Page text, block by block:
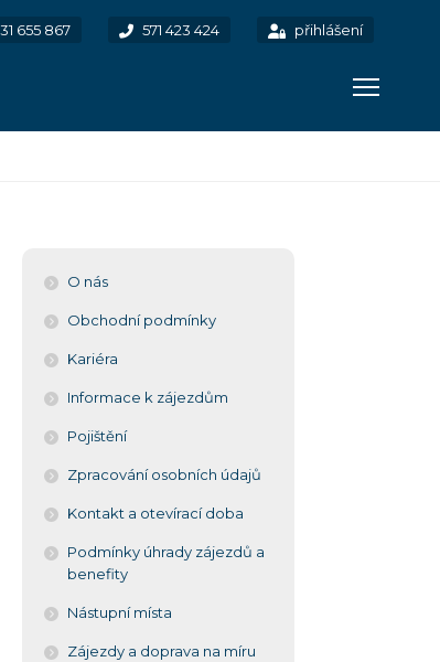
655 867 571 423 424 přihlášení
O nás
Obchodní podmínky
Kariéra
Informace k zájezdům
Pojištění
Zpracování osobních údajů
Kontakt a otevírací doba
Podmínky úhrady zájezdů a
benefity
Nástupní místa
Zájezdy a doprava na míru